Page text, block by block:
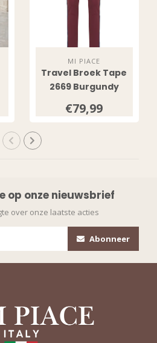
MI PIACE
Travel Broek Tape
2669 Burgundy
€79,99
op onze nieuwsbrief
over onze laatste acties
Abonneer